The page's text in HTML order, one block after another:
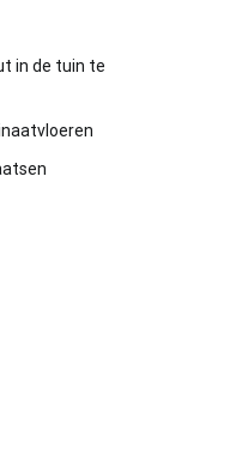
in de tuin te